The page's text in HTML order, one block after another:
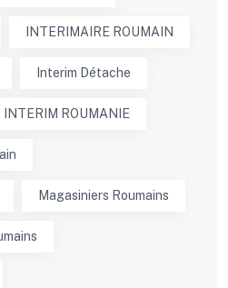
INTERIMAIRE ROUMAIN
Interim Détache
INTERIM ROUMANIE
Magasiniers Roumains